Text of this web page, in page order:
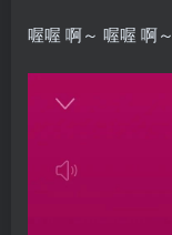
喔喔 啊～ 喔喔 啊～